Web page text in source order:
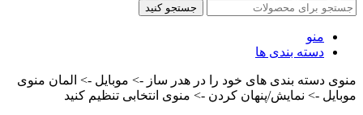
جستجو کنید
منو
دسته بندی ها
منوی دسته بندی های خود را در هدر ساز -> موبایل -> المان منوی
موبایل -> نمایش/پنهان کردن -> منوی انتخابی تنظیم کنید